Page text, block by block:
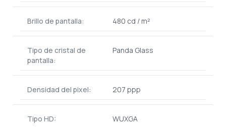
Brillo de pantalla: 480 cd / m²
Tipo de cristal de
pantalla:
Panda Glass
Densidad del pixel: 207 ppp
Tipo HD: WUXGA